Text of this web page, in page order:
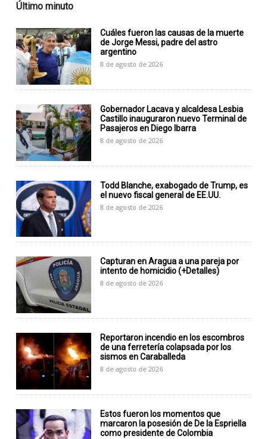
Último minuto
Cuáles fueron las causas de la muerte
de Jorge Messi, padre del astro
argentino
8 de agosto de 2026
Gobernador Lacava y alcaldesa Lesbia
Castillo inauguraron nuevo Terminal de
Pasajeros en Diego Ibarra
8 de agosto de 2026
Todd Blanche, exabogado de Trump, es
el nuevo fiscal general de EE.UU.
8 de agosto de 2026
Capturan en Aragua a una pareja por
intento de homicidio (+Detalles)
8 de agosto de 2026
Reportaron incendio en los escombros
de una ferretería colapsada por los
sismos en Caraballeda
8 de agosto de 2026
Estos fueron los momentos que
marcaron la posesión de De la Espriella
como presidente de Colombia